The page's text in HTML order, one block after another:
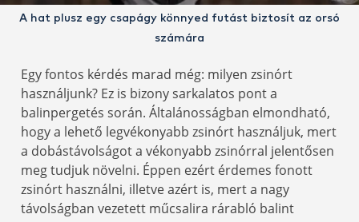
A hat plusz egy csapágy könnyed futást biztosít az orsó
számára
Egy fontos kérdés marad még: milyen zsinórt
használjunk? Ez is bizony sarkalatos pont a
balinpergetés során. Általánosságban elmondható,
hogy a lehető legvékonyabb zsinórt használjuk, mert
a dobástávolságot a vékonyabb zsinórral jelentősen
meg tudjuk növelni. Éppen ezért érdemes fonott
zsinórt használni, illetve azért is, mert a nagy
távolságban vezetett műcsalira rárabló balint